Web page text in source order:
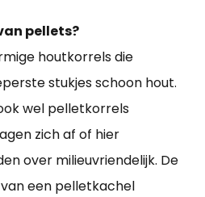
pellets?
houtkorrels die
stukjes schoon hout.
wel pelletkorrels
zich af of hier
over milieuvriendelijk. De
een pelletkachel